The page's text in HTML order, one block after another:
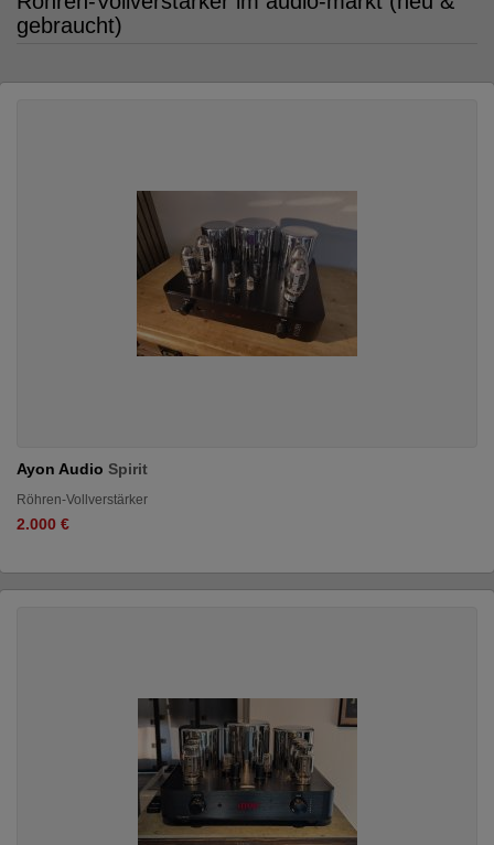
gebraucht)
Ayon Audio Spirit
Röhren-Vollverstärker
2.000 €